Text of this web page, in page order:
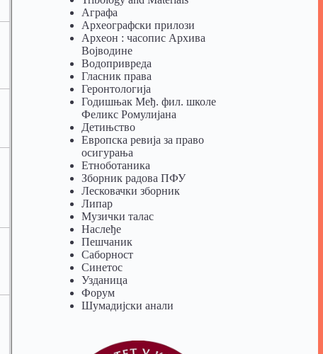
Аграфа
Археографски прилози
Археон : часопис Архива
Војводине
Водопривреда
Гласник права
Геронтологија
Годишњак Међ. фил. школе
Феликс Ромулијана
Детињство
Европска ревија за право
осигурања
Eтноботаника
Зборник радова ПФУ
Лесковачки зборник
Липар
Музички талас
Наслеђе
Пешчаник
Саборност
Синетос
Узданица
Форум
Шумадијски анали